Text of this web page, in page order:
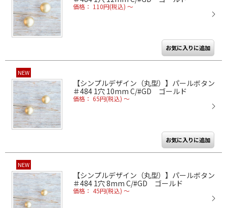
価格： 110円(税込) ～
NEW
【シンプルデザイン（丸型）】パールボタン
＃484 1穴 10mm C/#GD ゴールド
価格： 65円(税込) ～
NEW
【シンプルデザイン（丸型）】パールボタン
＃484 1穴 8mm C/#GD ゴールド
価格： 45円(税込) ～